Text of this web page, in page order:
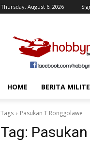
Thursday, August 6, 2026
HOME BERITA
Tags Pasukan T Ronggolawe
Tag: